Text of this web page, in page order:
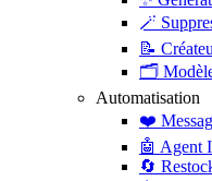
🪄
📝
🗂️
Automatisation
❤️
🤖 Agent
🔄